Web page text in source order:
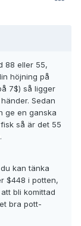
88 eller 55,
höjning på
7$) så ligger
Sedan
ge en ganska
så är det 55
kan tänka
$448 i potten,
bli komittad
bra pott-